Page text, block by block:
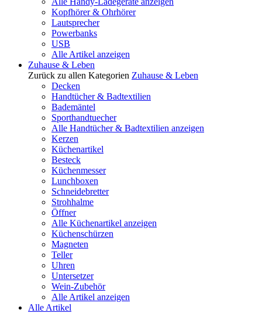
Kopfhörer & Ohrhörer
Lautsprecher
Powerbanks
USB
Alle Artikel anzeigen
Zuhause & Leben
Zurück zu allen Kategorien Zuhause & Leben
Decken
Handtücher & Badtextilien
Bademäntel
Sporthandtuecher
Alle Handtücher & Badtextilien anzeigen
Kerzen
Küchenartikel
Besteck
Küchenmesser
Lunchboxen
Schneidebretter
Strohhalme
Öffner
Alle Küchenartikel anzeigen
Küchenschürzen
Magneten
Teller
Uhren
Untersetzer
Wein-Zubehör
Alle Artikel anzeigen
Alle Artikel